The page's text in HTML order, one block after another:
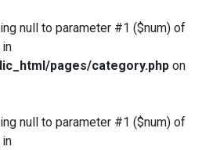
null to parameter #1 ($num) of
pages/category.php on
null to parameter #1 ($num) of